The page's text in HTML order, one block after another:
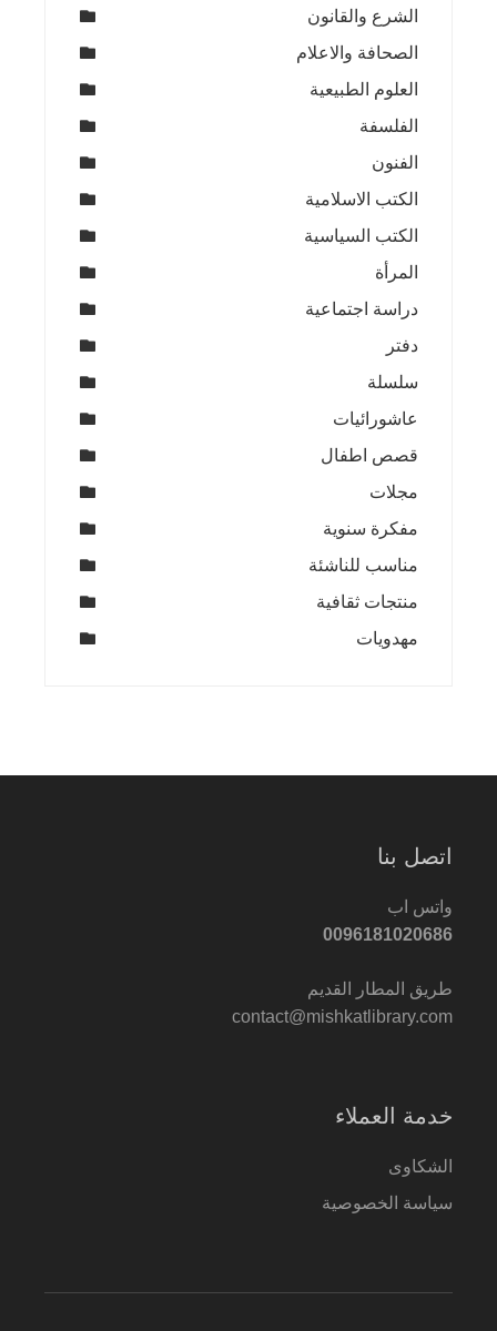
الشرع والقانون
الصحافة والاعلام
العلوم الطبيعية
الفلسفة
الفنون
الكتب الاسلامية
الكتب السياسية
المرأة
دراسة اجتماعية
دفتر
سلسلة
عاشورائيات
قصص اطفال
مجلات
مفكرة سنوية
مناسب للناشئة
منتجات ثقافية
مهدويات
اتصل بنا
واتس اب
0096181020686
طريق المطار القديم
contact@mishkatlibrary.com
خدمة العملاء
الشكاوى
سياسة الخصوصية